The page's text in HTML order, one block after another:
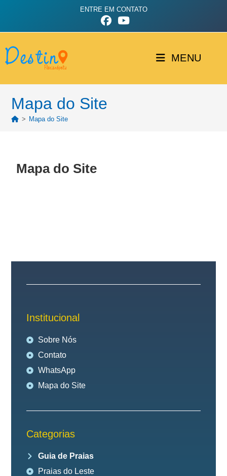
ENTRE EM CONTATO
MENU
Mapa do Site
> Mapa do Site
Mapa do Site
Institucional
Sobre Nós
Contato
WhatsApp
Mapa do Site
Categorias
Guia de Praias
Praias do Leste